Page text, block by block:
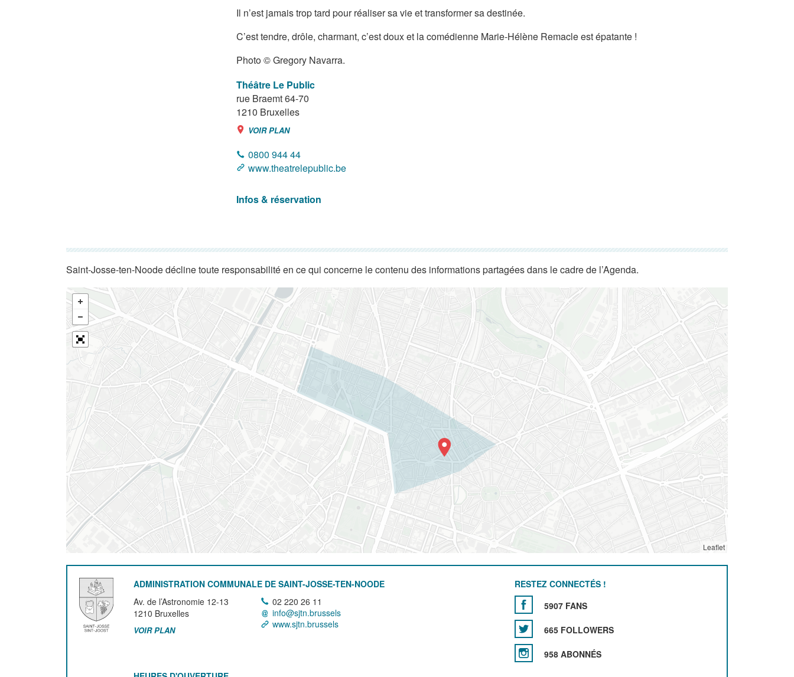
Il n’est jamais trop tard pour réaliser sa vie et transformer sa destinée.
C’est tendre, drôle, charmant, c’est doux et la comédienne Marie-Hélène Remacle est épatante !
Photo © Gregory Navarra.
Théâtre Le Public
rue Braemt 64-70
1210 Bruxelles
VOIR PLAN
0800 944 44
www.theatrelepublic.be
Infos & réservation
Saint-Josse-ten-Noode décline toute responsabilité en ce qui concerne le contenu des informations partagées dans le cadre de l’Agenda.
Leaflet
ADMINISTRATION COMMUNALE DE SAINT-JOSSE-TEN-NOODE
Av. de l’Astronomie 12-13
1210 Bruxelles
VOIR PLAN
02 220 26 11
info@sjtn.brussels
www.sjtn.brussels
RESTEZ CONNECTÉS !
5907 FANS
665 FOLLOWERS
958 ABONNÉS